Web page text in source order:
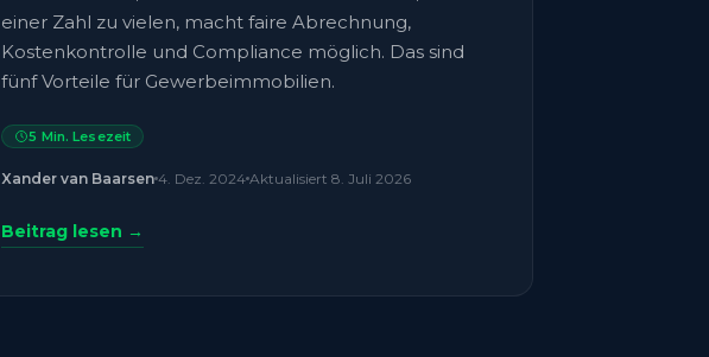
einer Zahl zu vielen, macht faire Abrechnung,
Kostenkontrolle und Compliance möglich. Das sind
fünf Vorteile für Gewerbeimmobilien.
5 Min. Lesezeit
Xander van Baarsen 4. Dez. 2024 Aktualisiert8. Juli 2026
Beitrag lesen →